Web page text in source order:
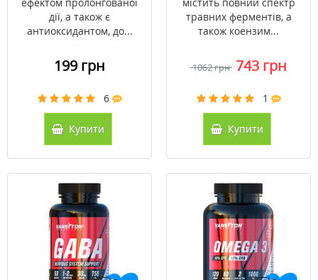
дії, а також є
антиоксидантом, до...
199 грн
6
Купити
травних ферментів, а
також коензим...
1062 грн 743 грн
1
Купити